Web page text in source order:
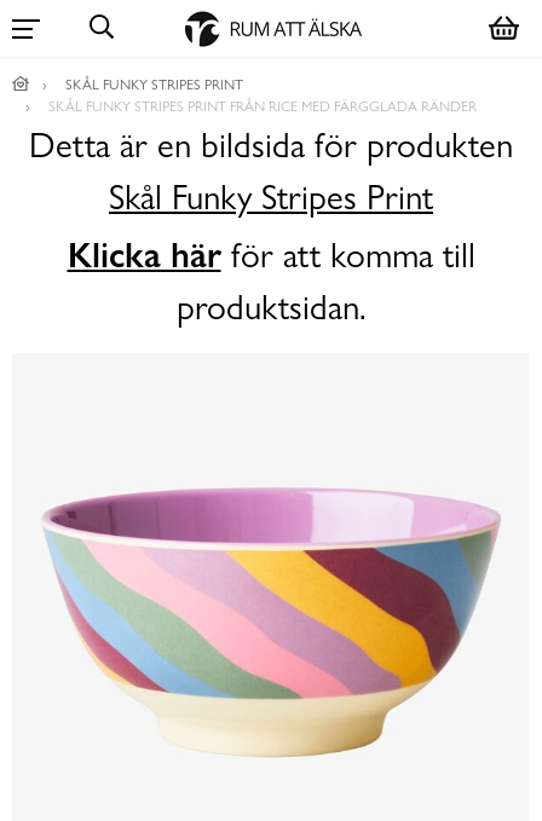
SKÅL FUNKY STRIPES PRINT
SKÅL FUNKY STRIPES PRINT FRÅN RICE MED FÄRGGLADA RÄNDER
Detta är en bildsida för produkten
Skål Funky Stripes Print
Klicka härför att komma till
produktsidan.